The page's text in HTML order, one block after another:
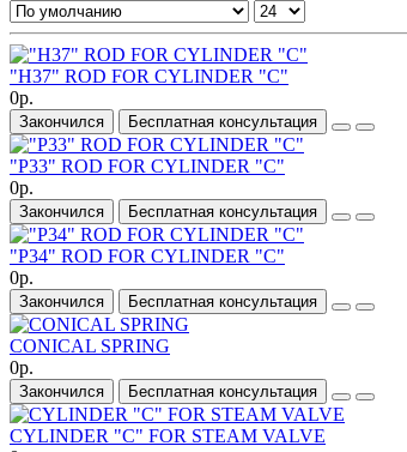
"H37" ROD FOR CYLINDER "C"
0р.
Закончился Бесплатная консультация
"P33" ROD FOR CYLINDER "C"
0р.
Закончился Бесплатная консультация
"P34" ROD FOR CYLINDER "C"
0р.
Закончился Бесплатная консультация
CONICAL SPRING
0р.
Закончился Бесплатная консультация
CYLINDER "C" FOR STEAM VALVE